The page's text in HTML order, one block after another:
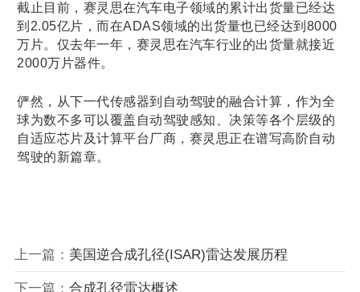
截止目前，赛灵思在汽车电子领域的累计出货量已经达
到2.05亿片，而在ADAS领域的出货量也已经达到8000
万片。仅去年一年，赛灵思在汽车行业的出货量就接近
2000万片器件。
俨然，从下一代传感器到自动驾驶的融合计算，作为全
球为数不多可以覆盖自动驾驶感知、决策等各个层级的
自适应芯片及计算平台厂商，赛灵思正在谱写高阶自动
驾驶的新篇章。
上一篇： 美国逆合成孔径(ISAR)雷达发展历程
下一篇： 合成孔径雷达概述